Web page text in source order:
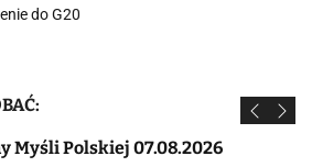
do G20
Myśli Polskiej 07.08.2026